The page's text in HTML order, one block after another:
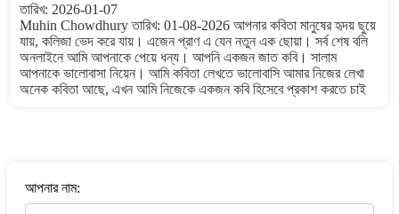
তারিখ: 2026-01-07
Muhin Chowdhury তারিখ: 01-08-2026 আপনার কবিতা মানুষের হৃদয় ছুয়ে
যায়, কলিজা ভেদ করে যায়। এজেন প্রাণ এ যেন নতুন এক ছোয়া। সর্ব শেষ বলি
অনলাইনে আমি আপনাকে পেয়ে ধন্য। আপনি একজন জাত কবি। সালাম
আপনাকে ভালোবাসা নিয়েন। আমি কবিতা লেখতে ভালোবাসি আমার নিজের লেখা
অনেক কবিতা আছে, এখন আমি নিজেকে একজন কবি হিসেবে প্রকাশ করতে চাই
আপনার নাম: